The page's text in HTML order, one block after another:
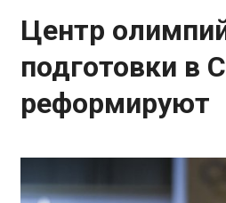
Центр
подготовки в
реформируют